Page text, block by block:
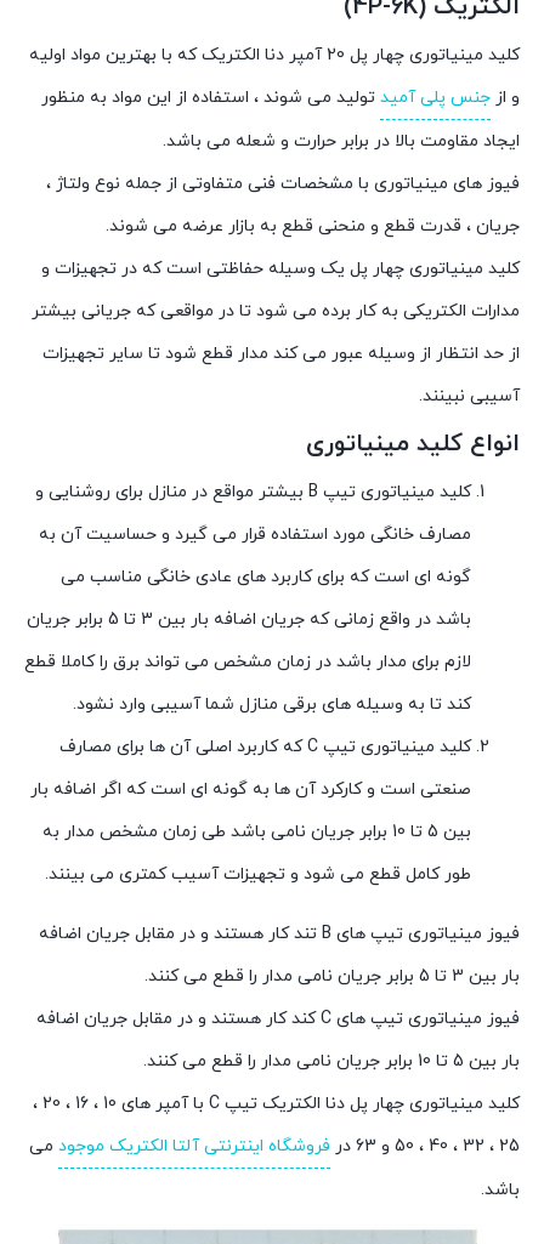
الکتریک (4P-6K)
کلید مینیاتوری چهار پل 20 آمپر دنا الکتریک که با بهترین مواد اولیه
و از جنس پلی آمید تولید می شوند ، استفاده از این مواد به منظور
ایجاد مقاومت بالا در برابر حرارت و شعله می باشد.
فیوز های مینیاتوری با مشخصات فنی متفاوتی از جمله نوع ولتاژ ،
جریان ، قدرت قطع و منحنی قطع به بازار عرضه می شوند.
کلید مینیاتوری چهار پل یک وسیله حفاظتی است که در تجهیزات و
مدارات الکتریکی به کار برده می شود تا در مواقعی که جریانی بیشتر
از حد انتظار از وسیله عبور می کند مدار قطع شود تا سایر تجهیزات
آسیبی نبینند.
انواع کلید مینیاتوری
کلید مینیاتوری تیپ B بیشتر مواقع در منازل برای روشنایی و
مصارف خانگی مورد استفاده قرار می گیرد و حساسیت آن به
گونه ای است که برای کاربرد های عادی خانگی مناسب می
باشد در واقع زمانی که جریان اضافه بار بین 3 تا 5 برابر جریان
لازم برای مدار باشد در زمان مشخص می تواند برق را کاملا قطع
کند تا به وسیله های برقی منازل شما آسیبی وارد نشود.
کلید مینیاتوری تیپ C که کاربرد اصلی آن ها برای مصارف
صنعتی است و کارکرد آن ها به گونه ای است که اگر اضافه بار
بین 5 تا 10 برابر جریان نامی باشد طی زمان مشخص مدار به
طور کامل قطع می شود و تجهیزات آسیب کمتری می بینند.
فیوز مینیاتوری تیپ های B تند کار هستند و در مقابل جریان اضافه
بار بین 3 تا 5 برابر جریان نامی مدار را قطع می کنند.
فیوز مینیاتوری تیپ های C کند کار هستند و در مقابل جریان اضافه
بار بین 5 تا 10 برابر جریان نامی مدار را قطع می کنند.
کلید مینیاتوری چهار پل دنا الکتریک تیپ C با آمپر های 10 ، 16 ، 20 ،
25 ، 32 ، 40 ، 50 و 63 در
فروشگاه اینترنتی آلتا الکتریک موجود می
باشد.